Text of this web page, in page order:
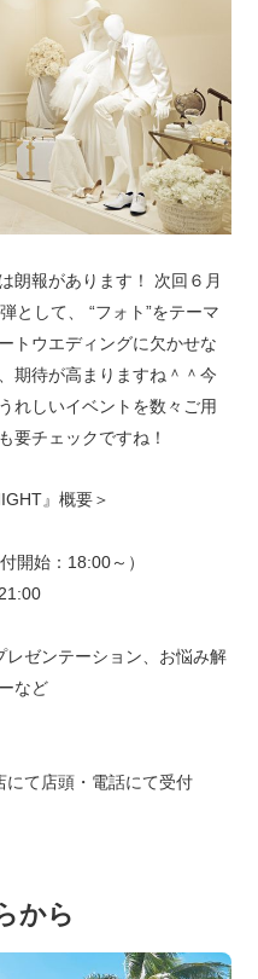
朗報があります！ 次回６月
として、 “フォト”をテーマ
トウエディングに欠かせな
期待が高まりますね＾＾今
れしいイベントを数々ご用
要チェックですね！
』概要＞
開始：18:00～）
ゼンテーション、お悩み解
など
にて店頭・電話にて受付
から